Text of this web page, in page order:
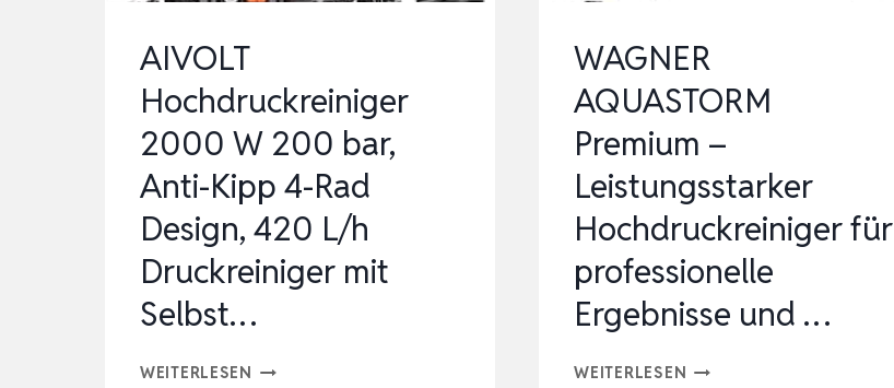
AIVOLT
Hochdruckreiniger
2000 W 200 bar,
Anti-Kipp 4-Rad
Design, 420 L/h
Druckreiniger mit
Selbst…
WEITERLESEN AIVOLT
WAGNER
AQUASTORM
Premium –
Leistungsstarker
Hochdruckreiniger für
professionelle
Ergebnisse und …
WEITERLESEN WAGNER